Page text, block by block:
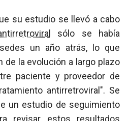
su estudio se llevó a cabo
sólo se había
un año atrás, lo que
de la evolución a largo plazo
paciente y proveedor de
antirretroviral". Se
un estudio de seguimiento
revisar estos resultados